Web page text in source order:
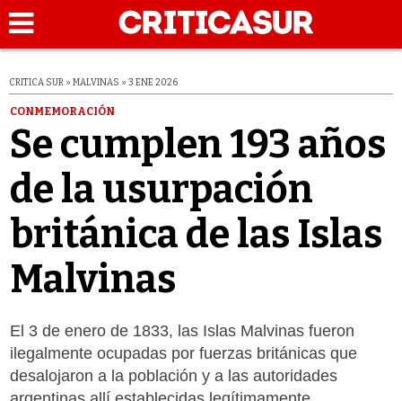
CRITICA SUR » MALVINAS » 3 ENE 2026
CONMEMORACIÓN
Se cumplen 193 años
de la usurpación
británica de las Islas
Malvinas
El 3 de enero de 1833, las Islas Malvinas fueron
ilegalmente ocupadas por fuerzas británicas que
desalojaron a la población y a las autoridades